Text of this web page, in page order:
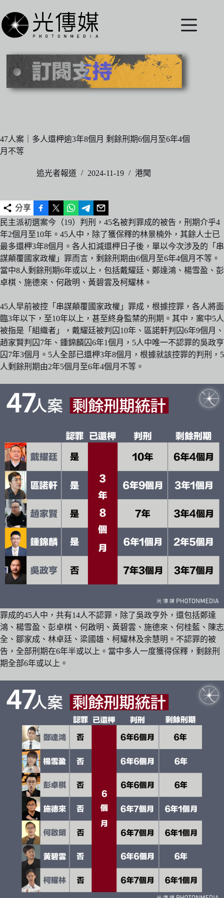
至
主
內
47人案｜多人還柙逾3年8個月 剩餘刑期6個月至6年4個
月不等
追光者報道 2024-11-19 港聞
分享
民主派初選案今（19）判刑，45名被判罪成的被告，刑期介乎4
年2個月至10年。45人中，除了獲保釋的林景楠外，其餘人士已
最多還柙3年8個月。各人扣減還柙日子後，單以今次涉及的「串
謀顛覆國家政權」罪而言，剩餘刑期由6個月至6年4個月不等。
當中8人剩餘刑期6年或以上，包括戴耀廷、鄭達鴻、楊雪盈、彭
卓棋、施德來、何啟明、黃碧雲及柯耀林。
45人早前被控「串謀顛覆國家政權」罪成，根據控罪，各人將面
臨3年以下，至10年以上，甚至終身監禁的刑期。其中，案中5人
被指是「組織者」，戴耀廷被判囚10年、區諾軒判囚6年9個月、
趙家賢判囚7年、鍾錦麟囚6年1個月，5人中唯一不認罪的吳政亨
囚7年3個月。5人全部已還柙3年8個月，根據就該控罪的判刑，5
人剩餘刑期由2年5個月至6年4個月不等。
罪成的45人中，共有14人不認罪，除了吳政亨外，還包括鄭達
鴻、楊雪盈、彭卓棋、何啟明、黃碧雲、施德來、何桂藍、陳志
全、鄒家成、林卓廷、梁國雄、柯耀林及余慧明。不認罪的被
告，全部刑期在6年半或以上。當中多人一度獲得保釋，剩餘刑
期全部6年或以上。